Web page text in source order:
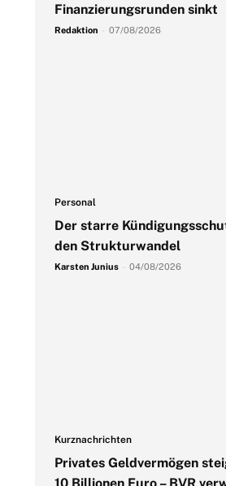
Finanzierungsrunden sinkt
Redaktion 07/08/2026
Personal
Der starre
den Strukturwandel
Karsten Junius 04/08/2026
Kurznachrichten
Privates Geldvermögen